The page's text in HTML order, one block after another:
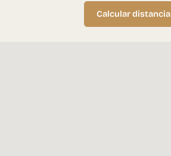
Calcular distancia